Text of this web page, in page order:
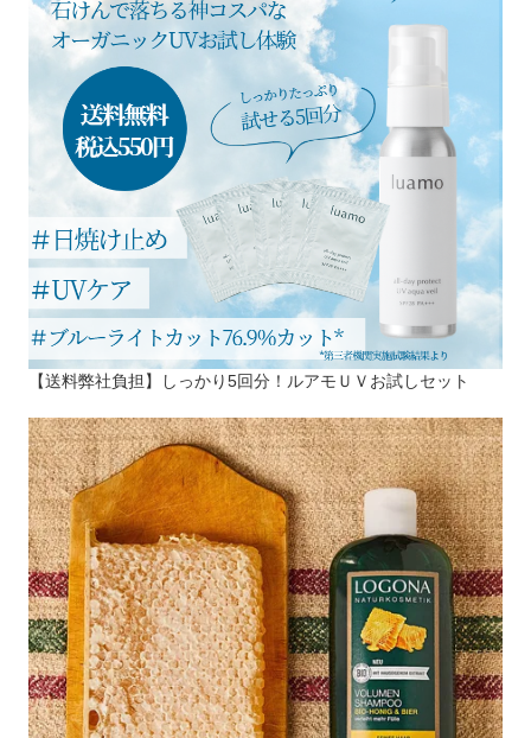
【送料弊社負担】しっかり5回分！ルアモＵＶお試しセット